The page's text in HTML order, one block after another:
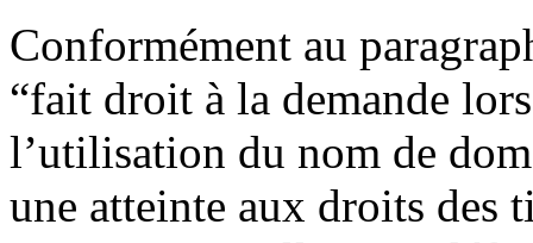
Conformément au
“fait droit à la demande
l’utilisation du nom de
une atteinte aux droits des